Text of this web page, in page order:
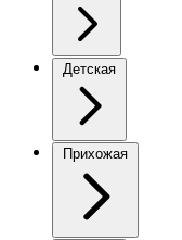
Детская
Прихожая